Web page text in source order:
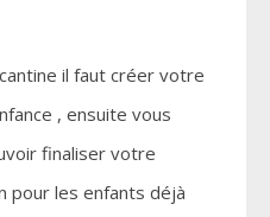
il faut créer votre
, ensuite vous
finaliser votre
pour les enfants déjà